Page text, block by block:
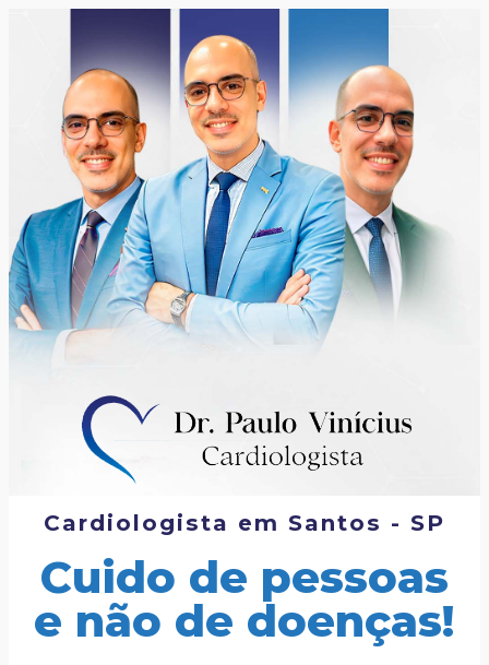
Cardiologista em Santos - SP
Cuido de pessoas
e não de doenças!